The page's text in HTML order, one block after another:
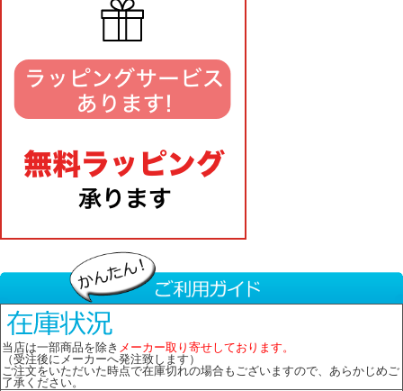
当店は一部商品を除き メーカー取り寄せしております。
（受注後にメーカーへ発注致します）
ご注文をいただいた時点で在庫切れの場合もございますので、あらかじめご
了承ください。